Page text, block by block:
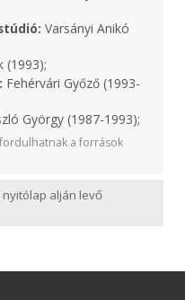
Varsányi Anikó
(1993);
Fehérvári Győző (1993-
György (1987-1993);
a források
nyitólap alján levő